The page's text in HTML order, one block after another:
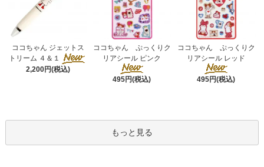
ココちゃん ジェットス
トリーム ４＆１
2,200円(税込)
ココちゃん ぷっくりク
リアシール ピンク
495円(税込)
ココちゃん ぷっくりク
リアシール レッド
495円(税込)
もっと見る